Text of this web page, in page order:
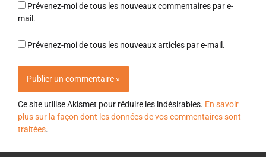
Prévenez-moi de tous les nouveaux commentaires par e-
mail.
Prévenez-moi de tous les nouveaux articles par e-mail.
Ce site utilise Akismet pour réduire les indésirables. En savoir
plus sur la façon dont les données de vos commentaires sont
traitées.